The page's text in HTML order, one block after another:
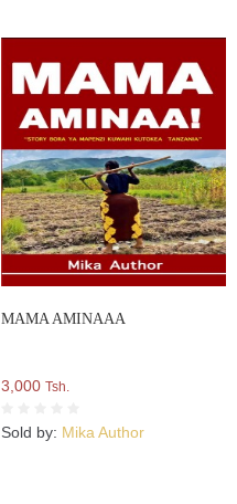
MAMA AMINAAA
3,000 Tsh.
Sold by: Mika Author